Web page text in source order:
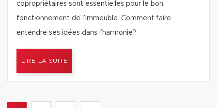
copropriétaires sont essentielles pour le bon
fonctionnement de l’immeuble. Comment faire
entendre ses idées dans l’harmonie?
LIRE LA SUITE